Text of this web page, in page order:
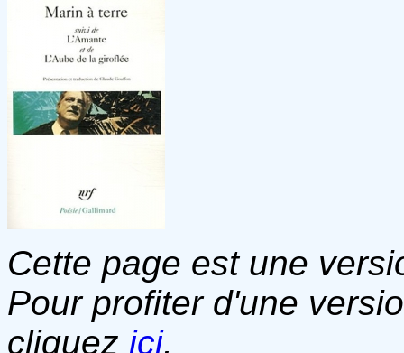
Cette page est une
Pour profiter d'une
cliquez ici.